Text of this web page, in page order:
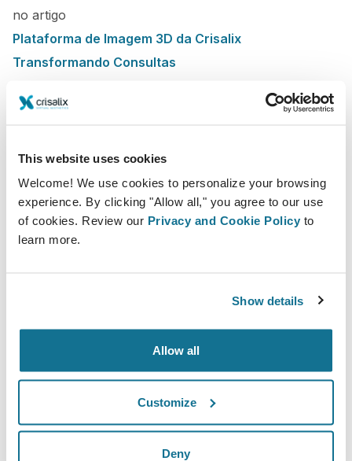
This website uses cookies
Welcome! We use cookies to personalize your browsing
experience. By clicking "Allow all," you agree to our use
of cookies. Review our Privacy and Cookie Policy to
learn more.
Show details
Allow all
Customize
Deny
no artigo
Plataforma de Imagem 3D da Crisalix
Transformando Consultas
confiança e a tomada de decisão.
Confiança Como Novo Indicador
de Conversão
O marketing digital tradicional foca em cliques,
impressões e leads. O marketing centrado no paciente
que determina se o paciente comparece, se engaja e
Confiança se constrói quando:
As mensagens são consistentes entre canais
As expectativas são realistas desde o início
A experiência na consulta reflete a comunicação